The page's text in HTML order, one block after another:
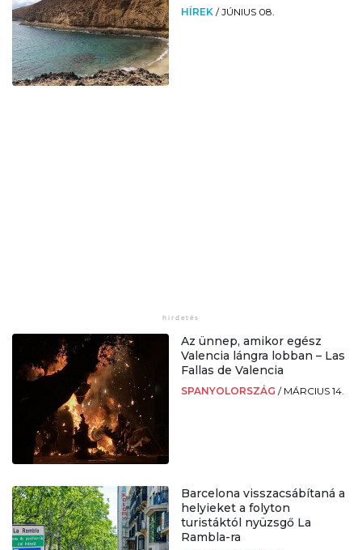
HÍREK /JÚNIUS 08.
Az ünnep, amikor egész
Valencia lángra lobban – Las
Fallas de Valencia
SPANYOLORSZÁG / MÁRCIUS 14.
Barcelona visszacsábítaná a
helyieket a folyton
turistáktól nyüzsgő La
Rambla-ra